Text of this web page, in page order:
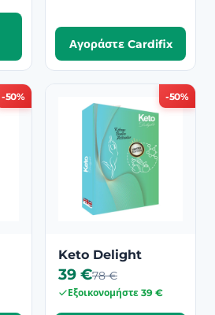
Αγοράστε Cardifix
-50% -50%
Keto Delight
39 €78 €
Εξοικονομήστε 39 €